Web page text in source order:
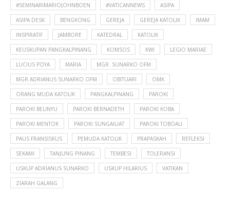
#SEMINARIMARIOJOHNBOEN #VATICANNEWS ASIPA
ASIPA DESK BENGKONG GEREJA GEREJA KATOLIK IMAM
INSPIRATIF JAMBORE KATEDRAL KATOLIK
KEUSKUPAN PANGKALPINANG KOMSOS KWI LEGIO MARIAE
LUCIUS POYA MARIA MGR. SUNARKO OFM
MGR ADRIANUS SUNARKO OFM OBITUARI OMK
ORANG MUDA KATOLIK PANGKALPINANG PAROKI
PAROKI BELINYU PAROKI BERNADETH PAROKI KOBA
PAROKI MENTOK PAROKI SUNGAILIAT PAROKI TOBOALI
PAUS FRANSISKUS PEMUDA KATOLIK PRAPASKAH REFLEKSI
SEKAMI TANJUNG PINANG TEMBESI TOLERANSI
USKUP ADRIANUS SUNARKO USKUP HILARIUS VATIKAN
ZIARAH GALANG